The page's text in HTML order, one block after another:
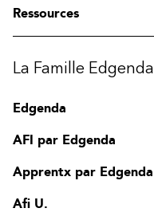
Ressources
La Famille Edgenda
Edgenda
AFI par Edgenda
Apprentx par Edgenda
Afi U.